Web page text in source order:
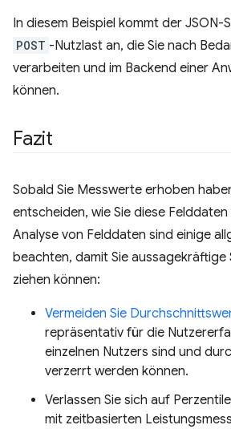
In diesem Beispiel kommt der JSON-
POST -Nutzlast an, die Sie nach
verarbeiten und im Backend einer
können.
Fazit
Sobald Sie Messwerte erhoben
entscheiden, wie Sie diese
Analyse von Felddaten sind einige
beachten, damit Sie
ziehen können:
Vermeiden Sie
repräsentativ für die
einzelnen Nutzers sind und
verzerrt werden können.
Verlassen Sie sich auf
mit zeitbasierten